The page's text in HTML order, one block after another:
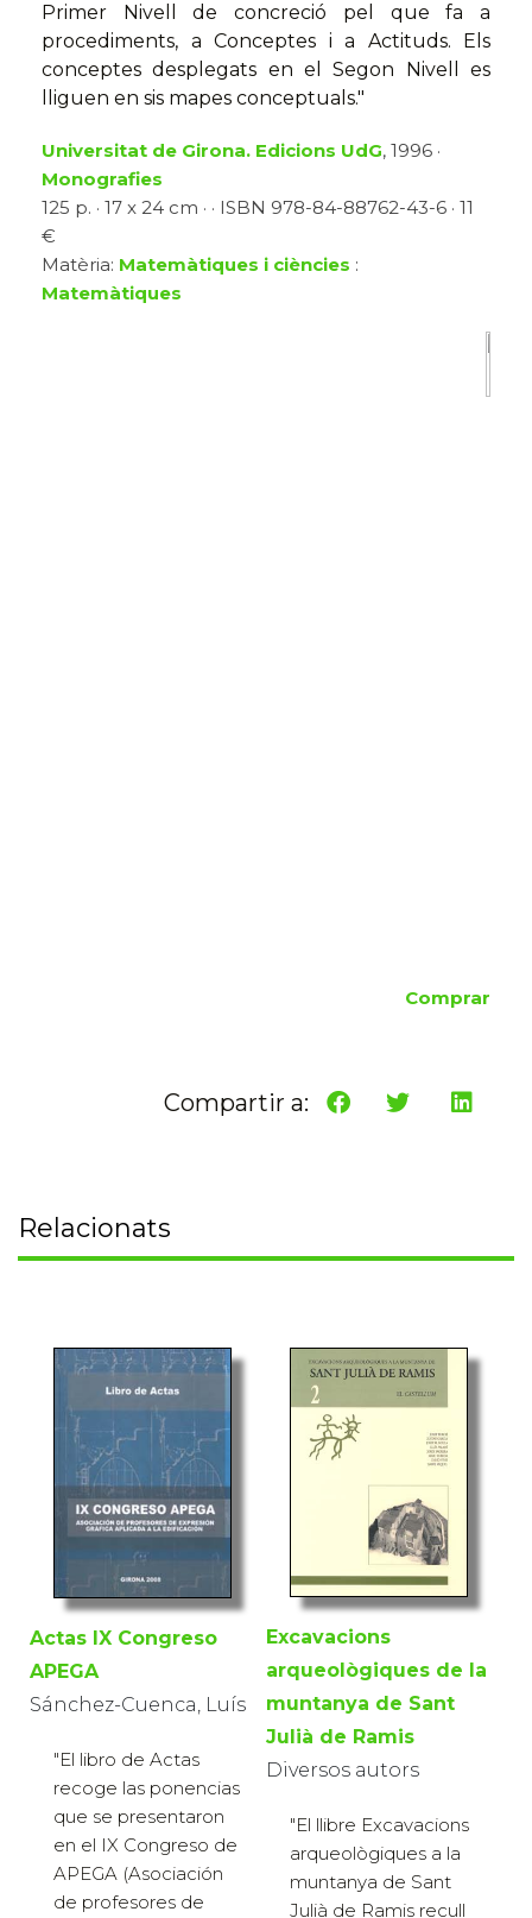
Primer Nivell de concreció pel que fa a
procediments, a Conceptes i a Actituds. Els
conceptes desplegats en el Segon Nivell es
lliguen en sis mapes conceptuals."
Universitat de Girona. Edicions UdG, 1996 ·
Monografies
125 p. · 17 x 24 cm · · ISBN 978-84-88762-43-6 · 11
€
Matèria: Matemàtiques i ciències :
Matemàtiques
Comprar
Compartir a:
Relacionats
Actas IX Congreso
APEGA
Sánchez-Cuenca, Luís
"El libro de Actas
recoge las ponencias
que se presentaron
en el IX Congreso de
APEGA (Asociación
de profesores de
Excavacions
arqueològiques de la
muntanya de Sant
Julià de Ramis
Diversos autors
"El llibre Excavacions
arqueològiques a la
muntanya de Sant
Julià de Ramis recull